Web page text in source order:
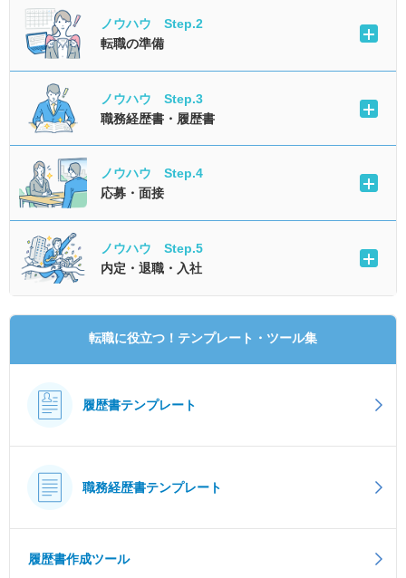
ノウハウ Step.2
転職の準備
ノウハウ Step.3
職務経歴書・履歴書
ノウハウ Step.4
応募・面接
ノウハウ Step.5
内定・退職・入社
転職に役立つ！テンプレート・ツール集
履歴書テンプレート
職務経歴書テンプレート
履歴書作成ツール